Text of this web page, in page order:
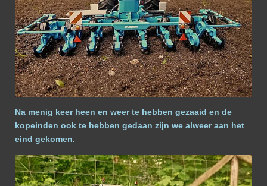
Na menig keer heen en weer te hebben gezaaid en de
kopeinden ook te hebben gedaan zijn we alweer aan het
eind gekomen.